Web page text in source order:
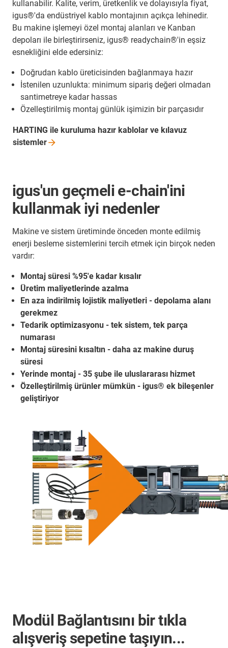
kullanabilir. Kalite, verim, üretkenlik ve dolayısıyla fiyat,
igus®'da endüstriyel kablo montajının açıkça lehinedir.
Bu makine işlemeyi özel montaj alanları ve Kanban
depoları ile birleştirirseniz, igus® readychain®'in eşsiz
esnekliğini elde edersiniz:
Doğrudan kablo üreticisinden bağlanmaya hazır
İstenilen uzunlukta: minimum sipariş değeri olmadan
santimetreye kadar hassas
Özelleştirilmiş montaj günlük işimizin bir parçasıdır
HARTING ile kuruluma hazır kablolar ve kılavuz
sistemler
igus'un geçmeli e-chain'ini
kullanmak iyi nedenler
Makine ve sistem üretiminde önceden monte edilmiş
enerji besleme sistemlerini tercih etmek için birçok neden
vardır:
Montaj süresi %95'e kadar kısalır
Üretim maliyetlerinde azalma
En aza indirilmiş lojistik maliyetleri - depolama alanı
gerekmez
Tedarik optimizasyonu - tek sistem, tek parça
numarası
Montaj süresini kısaltın - daha az makine duruş
süresi
Yerinde montaj - 35 şube ile uluslararası hizmet
Özelleştirilmiş ürünler mümkün - igus® ek bileşenler
geliştiriyor
Modül Bağlantısını bir tıkla
alışveriş sepetine taşıyın...